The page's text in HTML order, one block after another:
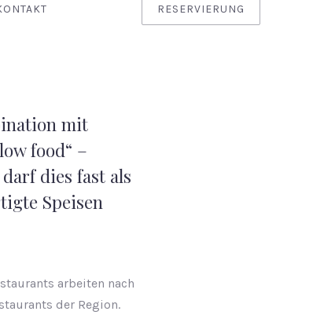
RESERVIERUNG
mit
food“ –
dies fast als
Speisen
arbeiten nach
der Region.